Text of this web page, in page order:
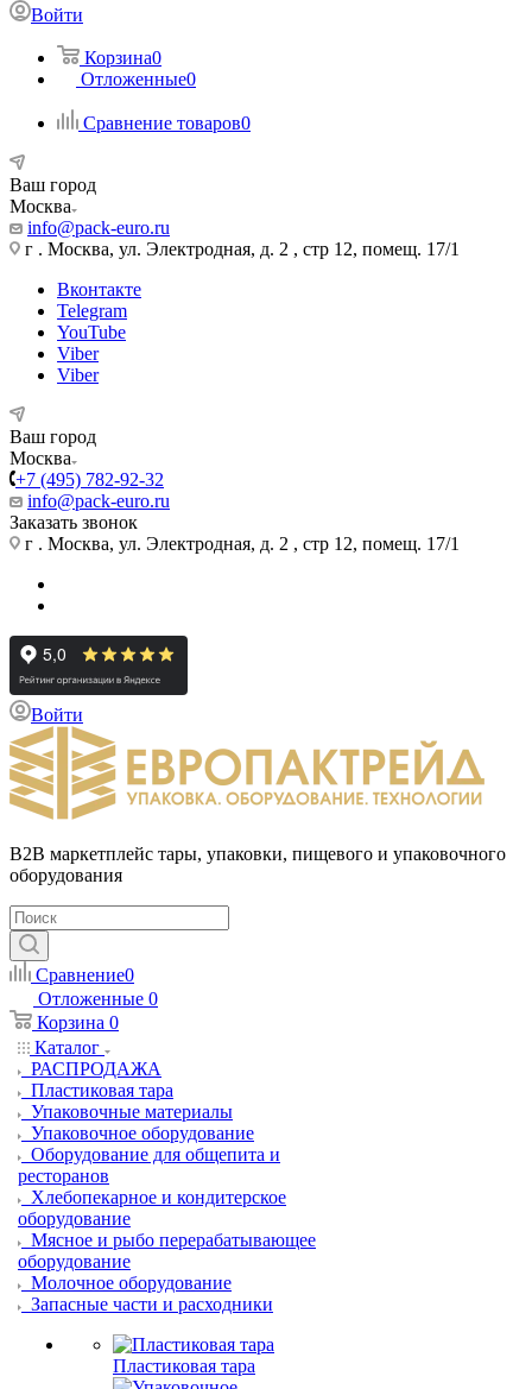
Войти
Корзина0
Отложенные0
Сравнение товаров0
Ваш город
Москва
info@pack-euro.ru
г . Москва, ул. Электродная, д. 2 , стр 12, помещ. 17/1
Вконтакте
Telegram
YouTube
Viber
Viber
Ваш город
Москва
+7 (495) 782-92-32
info@pack-euro.ru
Заказать звонок
г . Москва, ул. Электродная, д. 2 , стр 12, помещ. 17/1
Войти
B2B маркетплейс тары, упаковки, пищевого и упаковочного
оборудования
Сравнение0
Отложенные 0
Корзина 0
Каталог
РАСПРОДАЖА
Пластиковая тара
Упаковочные материалы
Упаковочное оборудование
Оборудование для общепита и
ресторанов
Хлебопекарное и кондитерское
оборудование
Мясное и рыбо перерабатывающее
оборудование
Молочное оборудование
Запасные части и расходники
Пластиковая тара